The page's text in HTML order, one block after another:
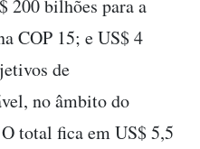
200 bilhões para a
COP 15; e US$ 4
de
no âmbito do
total fica em US$ 5,5